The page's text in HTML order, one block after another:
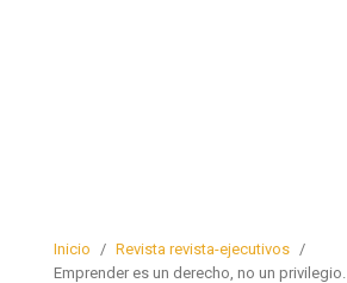
Inicio / Revista revista-ejecutivos /
Emprender es un derecho, no un privilegio.